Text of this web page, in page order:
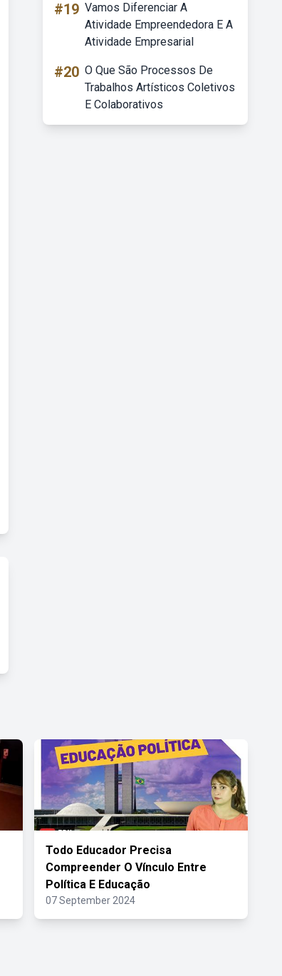
#19 Vamos Diferenciar A
Atividade Empreendedora E A
Atividade Empresarial
#20 O Que São Processos De
Trabalhos Artísticos Coletivos
E Colaborativos
Todo Educador Precisa
Compreender O Vínculo Entre
Política E Educação
07 September 2024